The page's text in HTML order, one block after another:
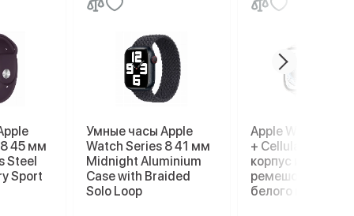
45 мм
Steel
Sport
Умные часы Apple
Watch Series 8 41 мм
Midnight Aluminium
Case with Braided
Solo Loop
Apple Watch Ultra
+ Cellular, 49 мм,
корпус из титана,
ремешок Ocean
белого цвета